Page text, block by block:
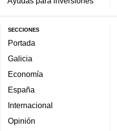
SECCIONES
Portada
Galicia
Economía
España
Internacional
Opinión